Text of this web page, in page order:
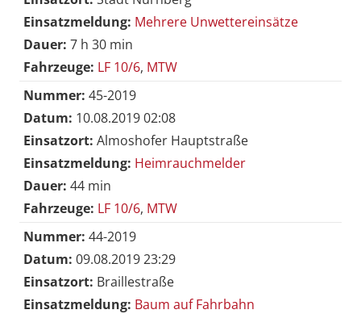
Einsatzmeldung: Mehrere Unwettereinsätze
Dauer: 7 h 30 min
Fahrzeuge: LF 10/6, MTW
Nummer: 45-2019
Datum: 10.08.2019 02:08
Einsatzort: Almoshofer Hauptstraße
Einsatzmeldung: Heimrauchmelder
Dauer: 44 min
Fahrzeuge: LF 10/6, MTW
Nummer: 44-2019
Datum: 09.08.2019 23:29
Einsatzort: Braillestraße
Einsatzmeldung: Baum auf Fahrbahn